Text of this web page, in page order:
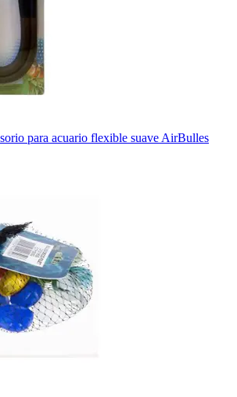
para acuario flexible suave AirBulles